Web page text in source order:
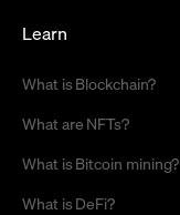
Learn
What is Blockchain?
What are NFTs?
What is Bitcoin mining?
What is DeFi?